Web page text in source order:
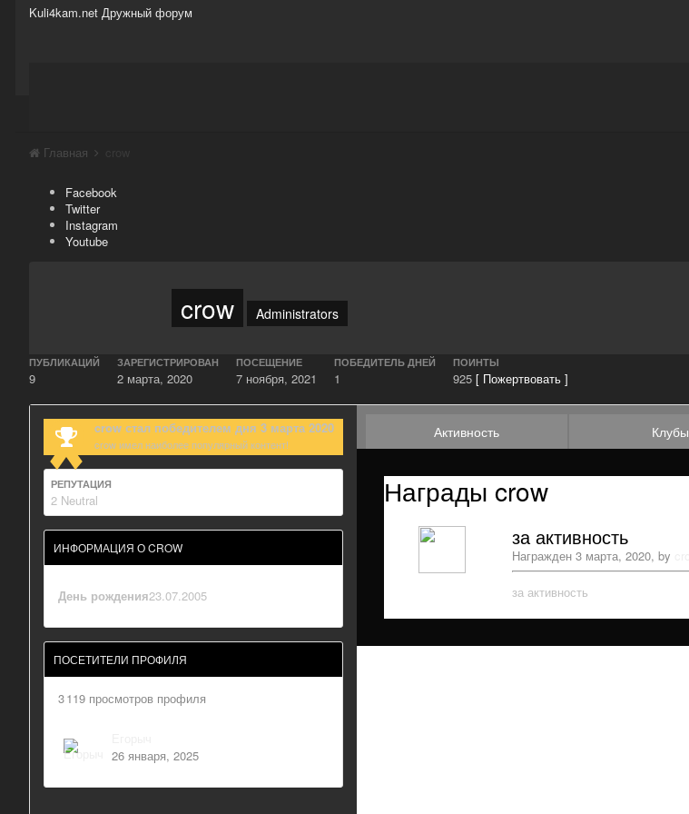
Kuli4kam.net Дружный форум
Главная
Facebook
Twitter
Instagram
Youtube
crow Administrators
ПУБЛИКАЦИЙ
9
ЗАРЕГИСТРИРОВАН
2 марта, 2020
ПОСЕЩЕНИЕ
7 ноября, 2021
ПОБЕДИТЕЛЬ ДНЕЙ
1
ПОИНТЫ
925 [ Пожертвовать ]
crow стал победителем дня 3 марта 2020
crow имел наиболее популярный контент!
РЕПУТАЦИЯ
2 Neutral
ИНФОРМАЦИЯ О CROW
День рождения23.07.2005
ПОСЕТИТЕЛИ ПРОФИЛЯ
3 119 просмотров профиля
26 января, 2025
Активность Клубы
Награды crow
за активность
Награжден 3 марта, 2020, by
за активность